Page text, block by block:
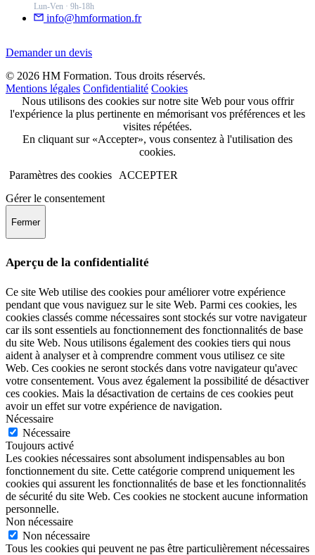
Lun-Ven · 9h-18h
info@hmformation.fr
Demander un devis
© 2026 HM Formation. Tous droits réservés.
Mentions légales Confidentialité Cookies
Nous utilisons des cookies sur notre site Web pour vous offrir
l'expérience la plus pertinente en mémorisant vos préférences et les
visites répétées.
En cliquant sur «Accepter», vous consentez à l'utilisation des
cookies.
Paramètres des cookies
ACCEPTER
Gérer le consentement
Fermer
Aperçu de la confidentialité
Ce site Web utilise des cookies pour améliorer votre expérience
pendant que vous naviguez sur le site Web. Parmi ces cookies, les
cookies classés comme nécessaires sont stockés sur votre navigateur
car ils sont essentiels au fonctionnement des fonctionnalités de base
du site Web. Nous utilisons également des cookies tiers qui nous
aident à analyser et à comprendre comment vous utilisez ce site
Web. Ces cookies ne seront stockés dans votre navigateur qu'avec
votre consentement. Vous avez également la possibilité de désactiver
ces cookies. Mais la désactivation de certains de ces cookies peut
avoir un effet sur votre expérience de navigation.
Nécessaire
Nécessaire
Toujours activé
Les cookies nécessaires sont absolument indispensables au bon
fonctionnement du site. Cette catégorie comprend uniquement les
cookies qui assurent les fonctionnalités de base et les fonctionnalités
de sécurité du site Web. Ces cookies ne stockent aucune information
personnelle.
Non nécessaire
Non nécessaire
Tous les cookies qui peuvent ne pas être particulièrement nécessaires